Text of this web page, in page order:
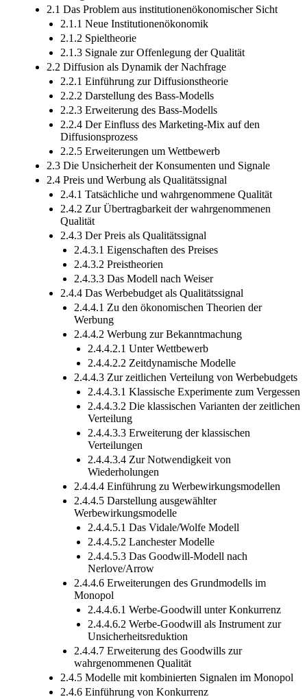
2.1 Das Problem aus institutionenökonomischer Sicht
2.1.1 Neue Institutionenökonomik
2.1.2 Spieltheorie
2.1.3 Signale zur Offenlegung der Qualität
2.2 Diffusion als Dynamik der Nachfrage
2.2.1 Einführung zur Diffusionstheorie
2.2.2 Darstellung des Bass-Modells
2.2.3 Erweiterung des Bass-Modells
2.2.4 Der Einfluss des Marketing-Mix auf den
Diffusionsprozess
2.2.5 Erweiterungen um Wettbewerb
2.3 Die Unsicherheit der Konsumenten und Signale
2.4 Preis und Werbung als Qualitätssignal
2.4.1 Tatsächliche und wahrgenommene Qualität
2.4.2 Zur Übertragbarkeit der wahrgenommenen
Qualität
2.4.3 Der Preis als Qualitätssignal
2.4.3.1 Eigenschaften des Preises
2.4.3.2 Preistheorien
2.4.3.3 Das Modell nach Weiser
2.4.4 Das Werbebudget als Qualitätssignal
2.4.4.1 Zu den ökonomischen Theorien der
Werbung
2.4.4.2 Werbung zur Bekanntmachung
2.4.4.2.1 Unter Wettbewerb
2.4.4.2.2 Zeitdynamische Modelle
2.4.4.3 Zur zeitlichen Verteilung von Werbebudgets
2.4.4.3.1 Klassische Experimente zum Vergessen
2.4.4.3.2 Die klassischen Varianten der zeitlichen
Verteilung
2.4.4.3.3 Erweiterung der klassischen
Verteilungen
2.4.4.3.4 Zur Notwendigkeit von
Wiederholungen
2.4.4.4 Einführung zu Werbewirkungsmodellen
2.4.4.5 Darstellung ausgewählter
Werbewirkungsmodelle
2.4.4.5.1 Das Vidale/Wolfe Modell
2.4.4.5.2 Lanchester Modelle
2.4.4.5.3 Das Goodwill-Modell nach
Nerlove/Arrow
2.4.4.6 Erweiterungen des Grundmodells im
Monopol
2.4.4.6.1 Werbe-Goodwill unter Konkurrenz
2.4.4.6.2 Werbe-Goodwill als Instrument zur
Unsicherheitsreduktion
2.4.4.7 Erweiterung des Goodwills zur
wahrgenommenen Qualität
2.4.5 Modelle mit kombinierten Signalen im Monopol
2.4.6 Einführung von Konkurrenz